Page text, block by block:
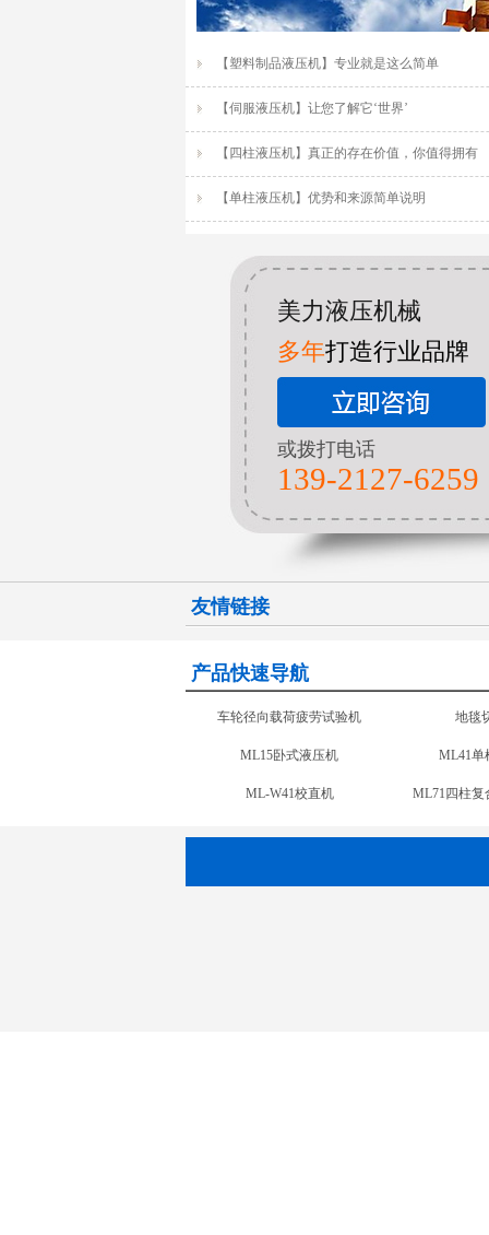
【塑料制品液压机】专业就是这么简单
【伺服液压机】让您了解它‘世界’
【四柱液压机】真正的存在价值，你值得拥有
【单柱液压机】优势和来源简单说明
美力液压机械
多年打造行业品牌
或拨打电话
139-2127-6259
友情链接
产品快速导航
ML31双柱液压机 ML15
ML-W42移动式校直机 ML-
ML96汽车内饰件液压机